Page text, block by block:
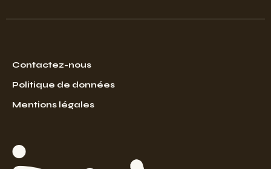
Contactez-nous
Politique de données
Mentions légales